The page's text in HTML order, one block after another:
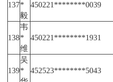
137*
毅
450221********0039
138
韦
*
维
450221********1931
139
吴
*
452523********5043